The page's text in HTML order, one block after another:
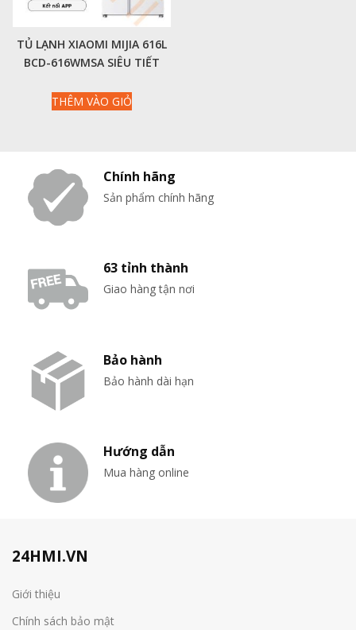
TỦ LẠNH XIAOMI MIJIA 616L
BCD-616WMSA SIÊU TIẾT
THÊM VÀO GIỎ
Chính hãng
Sản phẩm chính hãng
63 tỉnh thành
Giao hàng tận nơi
Bảo hành
Bảo hành dài hạn
Hướng dẫn
Mua hàng online
24HMI.VN
Giới thiệu
Chính sách bảo mật